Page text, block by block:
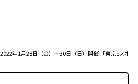
2022年1月28日（金）～30日（日）開催 「東京eスポ